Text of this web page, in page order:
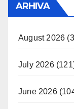
ARHIVA
August 2026
July 2026
June 2026